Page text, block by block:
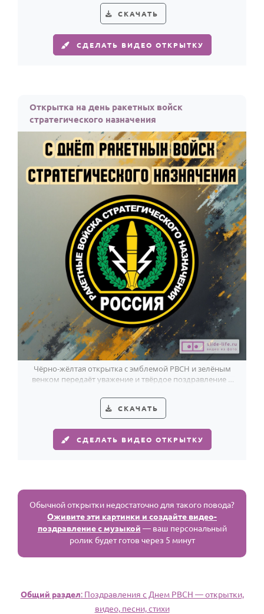
СКАЧАТЬ
СДЕЛАТЬ ВИДЕО ОТКРЫТКУ
Открытка на день ракетных войск
стратегического назначения
Чёрно-жёлтая открытка с эмблемой РВСН и зелёным
венком передаёт уважение и твёрдое поздравление в
СКАЧАТЬ
СДЕЛАТЬ ВИДЕО ОТКРЫТКУ
Обычной открытки недостаточно для такого повода?
Оживите эти картинки и создайте видео-
поздравление с музыкой — ваш персональный
ролик будет готов через 5 минут
Общий раздел: Поздравления с Днем РВСН — открытки,
видео, песни, стихи